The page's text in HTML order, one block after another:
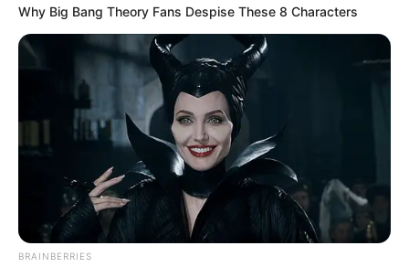
PRIX DE PLACE VENDOME
PRONOSTIC QUINTE 09-06-
2024
Why Big Bang Theory Fans Despise These 8 Characters
BRAINBERRIES